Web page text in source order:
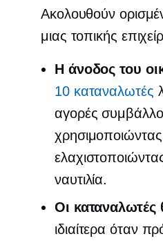
Ακολουθούν
μιας τοπικής
Η άνοδος του
10 καταναλωτές
αγορές
χρησιμοποιώντας
ναυτιλία.
Οι καταναλωτές
ιδιαίτερα όταν